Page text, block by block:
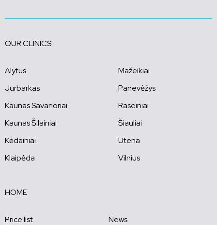
OUR CLINICS
Alytus
Jurbarkas
Kaunas Savanoriai
Kaunas Šilainiai
Kėdainiai
Klaipėda
Mažeikiai
Panevėžys
Raseiniai
Šiauliai
Utena
Vilnius
HOME
Price list
News